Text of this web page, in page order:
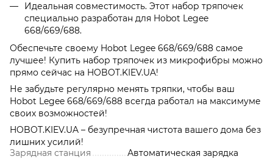
Идеальная совместимость. Этот набор тряпочек
специально разработан для Hobot Legee
668/669/688.
Обеспечьте своему Hobot Legee 668/669/688 самое
лучшее! Купить набор тряпочек из микрофибры можно
прямо сейчас на HOBOT.KIEV.UA!
Не забудьте регулярно менять тряпки, чтобы ваш
Hobot Legee 668/669/688 всегда работал на максимуме
своих возможностей!
HOBOT.KIEV.UA – безупречная чистота вашего дома без
лишних усилий!
Зарядная станция
Автоматическая зарядка